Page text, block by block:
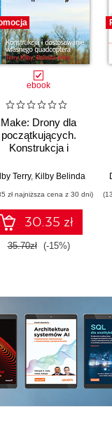
ebook
Make: Drony dla
początkujących.
Konstrukcja i
własnego
Terry, Kilby Belinda
zł najniższa cena z 30 dni)
30.35 zł
35.70zł (-15%)